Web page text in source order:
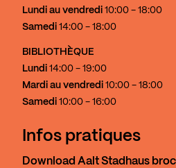
Lundi au vendredi 10:00 - 18:00
Samedi 14:00 - 18:00
BIBLIOTHÈQUE
Lundi 14:00 - 19:00
Mardi au vendredi 10:00 - 18:00
Samedi 10:00 - 16:00
Infos pratiques
Download Aalt Stadhaus